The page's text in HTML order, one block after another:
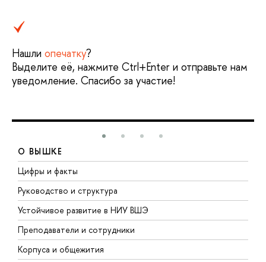
Нашли опечатку?
Выделите её, нажмите Ctrl+Enter и отправьте нам
уведомление. Спасибо за участие!
О ВЫШКЕ
Цифры и факты
Руководство и структура
Устойчивое развитие в НИУ ВШЭ
Преподаватели и сотрудники
Корпуса и общежития